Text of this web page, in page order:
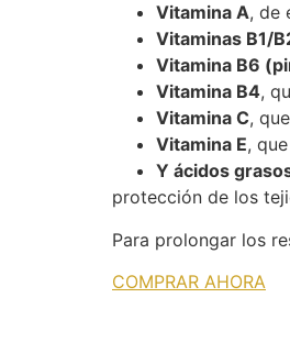
Vitamina A, de
Vitaminas B1/
Vitamina B6
Vitamina B4,
Vitamina C,
Vitamina E,
Y ácidos
protección de los
Para prolongar los
COMPRAR AHORA